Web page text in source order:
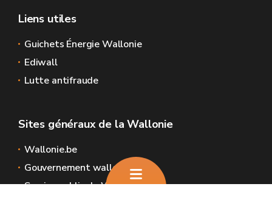
Liens utiles
Guichets Énergie Wallonie
Ediwall
Lutte antifraude
Sites généraux de la Wallonie
Wallonie.be
Gouvernement wallon
Service public de Wallonie